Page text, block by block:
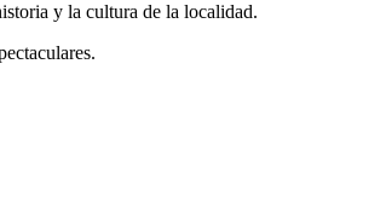
y la cultura de la localidad.